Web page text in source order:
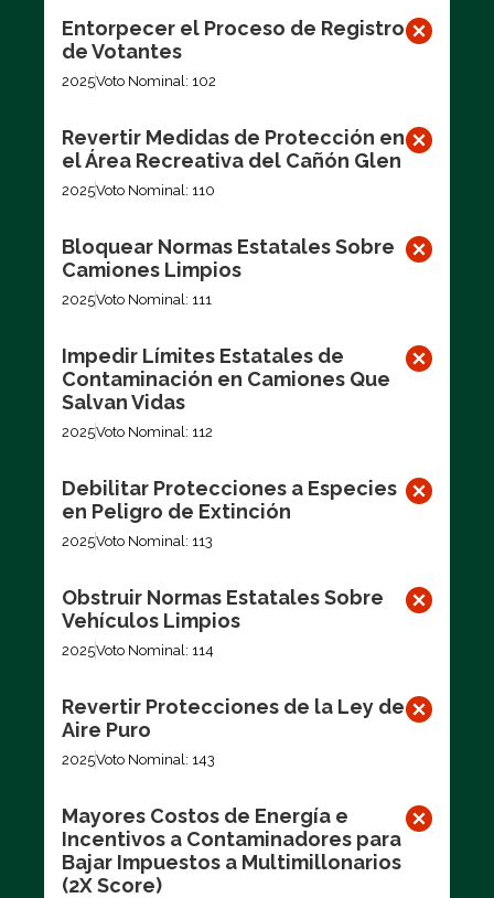
Entorpecer el Proceso de Registro
de Votantes
2025Voto Nominal: 102
Revertir Medidas de Protección en
el Área Recreativa del Cañón Glen
2025Voto Nominal: 110
Bloquear Normas Estatales Sobre
Camiones Limpios
2025Voto Nominal: 111
Impedir Límites Estatales de
Contaminación en Camiones Que
Salvan Vidas
2025Voto Nominal: 112
Debilitar Protecciones a Especies
en Peligro de Extinción
2025Voto Nominal: 113
Obstruir Normas Estatales Sobre
Vehículos Limpios
2025Voto Nominal: 114
Revertir Protecciones de la Ley de
Aire Puro
2025Voto Nominal: 143
Mayores Costos de Energía e
Incentivos a Contaminadores para
Bajar Impuestos a Multimillonarios
(2X Score)